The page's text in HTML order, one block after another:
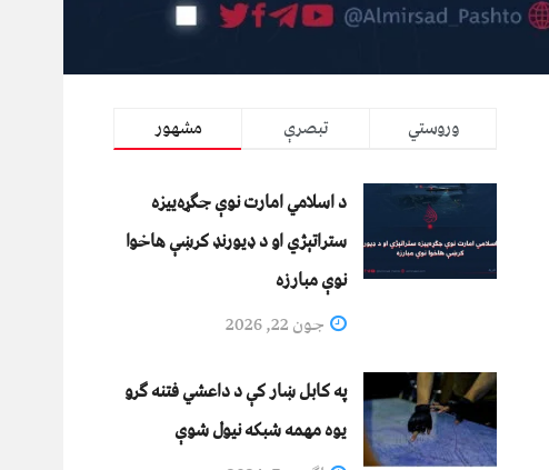
مشهور تبصرې وروستي
د اسلامي امارت نوې جګړه‌ییزه
ستراتېژي او د ډیورنډ کرښې هاخوا
نوې مبارزه
جون 22, 2026
په کابل ښار کې د داعشي فتنه ګرو
يوه مهمه شبکه نيول شوې